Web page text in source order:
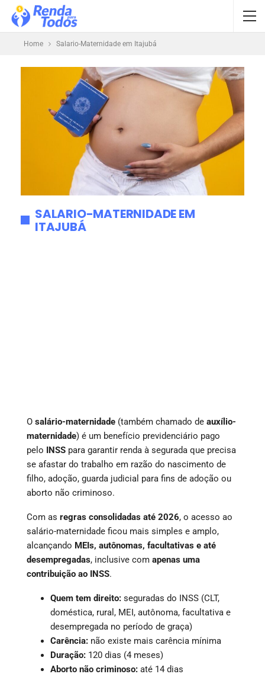
Home Salario-Maternidade em Itajubá
SALARIO-MATERNIDADE EM
ITAJUBÁ
O salário-maternidade (também chamado de auxílio-
maternidade) é um benefício previdenciário pago
pelo INSS para garantir renda à segurada que precisa
se afastar do trabalho em razão do nascimento de
filho, adoção, guarda judicial para fins de adoção ou
aborto não criminoso.
Com as regras consolidadas até 2026, o acesso ao
salário-maternidade ficou mais simples e amplo,
alcançando MEIs, autônomas, facultativas e até
desempregadas, inclusive com apenas uma
contribuição ao INSS.
Quem tem direito: seguradas do INSS (CLT,
doméstica, rural, MEI, autônoma, facultativa e
desempregada no período de graça)
Carência: não existe mais carência mínima
Duração: 120 dias (4 meses)
Aborto não criminoso: até 14 dias